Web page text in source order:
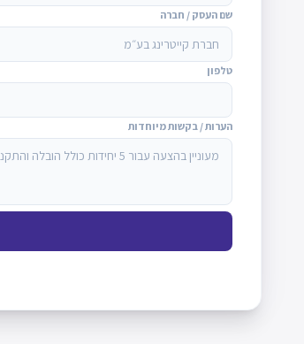
שם העסק / חברה
טלפון
הערות / בקשות מיוחדות